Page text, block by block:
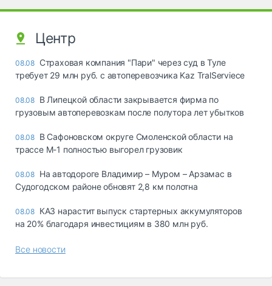
Центр
08.08 Страховая компания "Пари" через суд в Туле
требует 29 млн руб. с автоперевозчика Kaz TralServiece
08.08 В Липецкой области закрывается фирма по
грузовым автоперевозкам после полутора лет убытков
08.08 В Сафоновском округе Смоленской области на
трассе М-1 полностью выгорел грузовик
08.08 На автодороге Владимир – Муром – Арзамас в
Судогодском районе обновят 2,8 км полотна
08.08 КАЗ нарастит выпуск стартерных аккумуляторов
на 20% благодаря инвестициям в 380 млн руб.
Все новости